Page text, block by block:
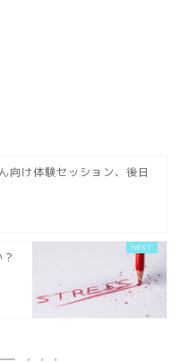
向け体験セッション、後日